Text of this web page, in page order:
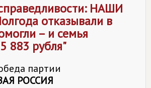
НАШИ
отказывали в
– и семья
883 рубля"
партии
РОССИЯ